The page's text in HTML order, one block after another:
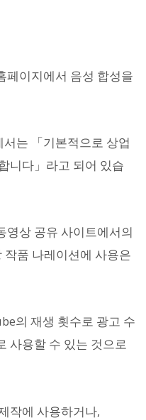
페이지에서 음성 합성을
는 「기본적으로 상업
니다」라고 되어 있습
영상 공유 사이트에서의
품 나레이션에 사용은
의 재생 횟수로 광고 수
사용할 수 있는 것으로
작에 사용하거나,